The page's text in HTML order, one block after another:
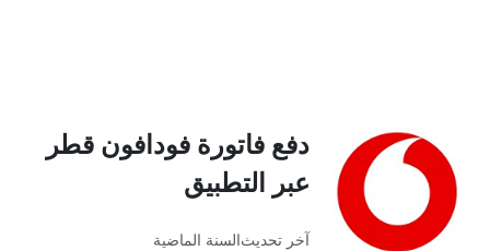
دفع فاتورة فودافون قطر
عبر التطبيق
آخر تحديث السنة الماضية